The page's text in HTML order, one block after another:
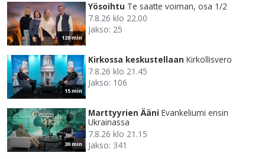
120 min
Yösoihtu Te saatte voiman, osa 1/2
7.8.26 klo 22.00
Jakso: 25
15 min
Kirkossa keskustellaan Kirkollisvero
7.8.26 klo 21.45
Jakso: 106
30 min
Marttyyrien Ääni Evankeliumi ensin
Ukrainassa
7.8.26 klo 21.15
Jakso: 341